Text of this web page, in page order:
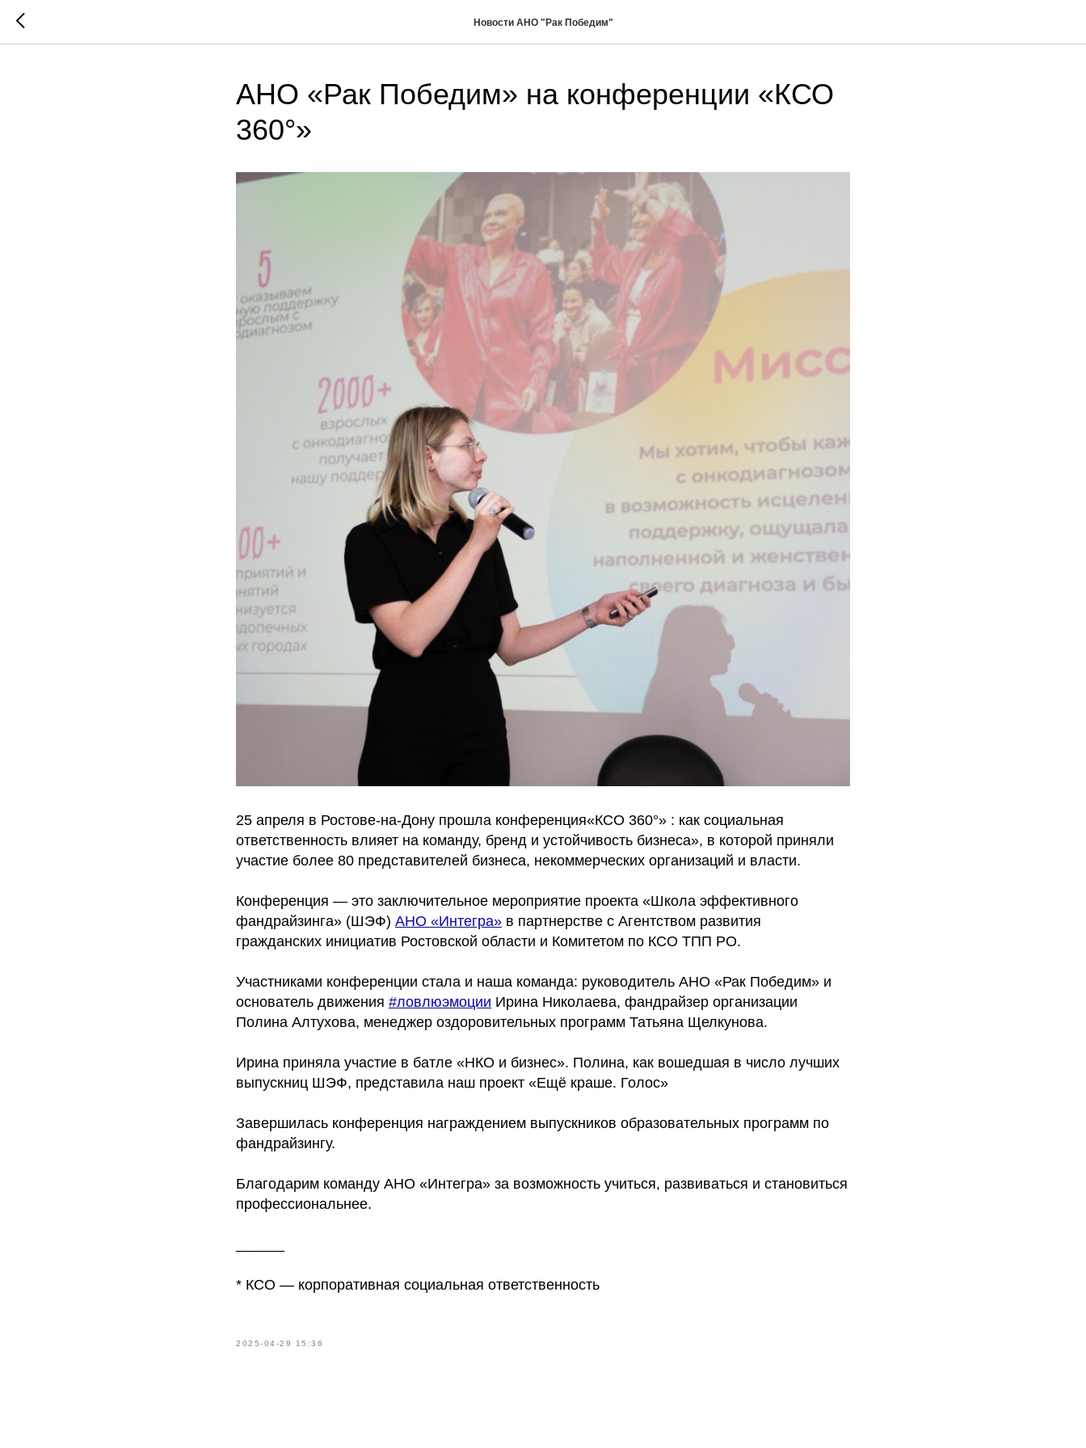
Новости АНО "Рак Победим"
АНО «Рак Победим» на конференции «КСО
360°»
25 апреля в Ростове-на-Дону прошла конференция«КСО 360°» : как социальная
ответственность влияет на команду, бренд и устойчивость бизнеса», в которой приняли
участие более 80 представителей бизнеса, некоммерческих организаций и власти.
Конференция — это заключительное мероприятие проекта «Школа эффективного
фандрайзинга» (ШЭФ) АНО «Интегра» в партнерстве с Агентством развития
гражданских инициатив Ростовской области и Комитетом по КСО ТПП РО.
Участниками конференции стала и наша команда: руководитель АНО «Рак Победим» и
основатель движения #ловлюэмоции Ирина Николаева, фандрайзер организации
Полина Алтухова, менеджер оздоровительных программ Татьяна Щелкунова.
Ирина приняла участие в батле «НКО и бизнес». Полина, как вошедшая в число лучших
выпускниц ШЭФ, представила наш проект «Ещё краше. Голос»
Завершилась конференция награждением выпускников образовательных программ по
фандрайзингу.
Благодарим команду АНО «Интегра» за возможность учиться, развиваться и становиться
профессиональнее.
* КСО — корпоративная социальная ответственность
2025-04-29 15:36